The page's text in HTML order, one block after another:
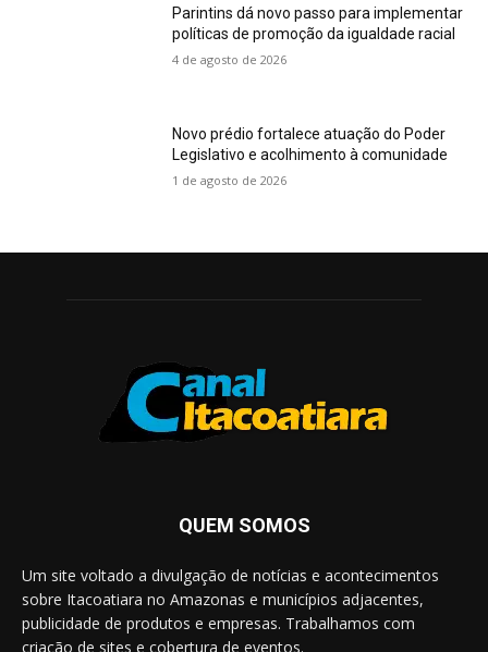
Parintins dá novo passo para implementar
políticas de promoção da igualdade racial
4 de agosto de 2026
Novo prédio fortalece atuação do Poder
Legislativo e acolhimento à comunidade
1 de agosto de 2026
QUEM SOMOS
Um site voltado a divulgação de notícias e acontecimentos
sobre Itacoatiara no Amazonas e municípios adjacentes,
publicidade de produtos e empresas. Trabalhamos com
criação de sites e cobertura de eventos.